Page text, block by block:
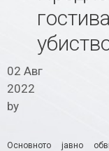
02 Авг
2022
by
Основното јавно